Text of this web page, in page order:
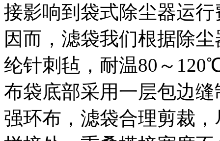
接影响到袋式除尘器运行
因而，滤袋我们根据除
纶针刺毡，耐温80～
布袋底部采用一层包边
强环布，滤袋合理剪裁